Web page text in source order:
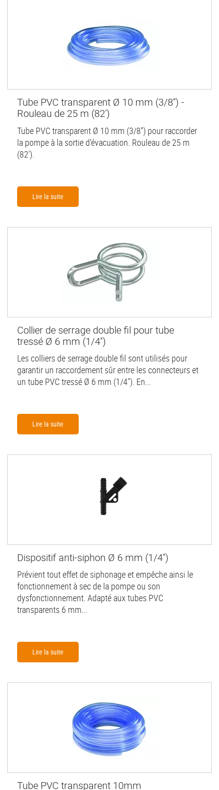
Tube PVC transparent Ø 10 mm (3/8'') -
Rouleau de 25 m (82')
Tube PVC transparent Ø 10 mm (3/8'') pour raccorder
la pompe à la sortie d’évacuation. Rouleau de 25 m
(82').
Lire la suite
Collier de serrage double fil pour tube
tressé Ø 6 mm (1/4'')
Les colliers de serrage double fil sont utilisés pour
garantir un raccordement sûr entre les connecteurs et
un tube PVC tressé Ø 6 mm (1/4"). En...
Lire la suite
Dispositif anti-siphon Ø 6 mm (1/4'')
Prévient tout effet de siphonage et empêche ainsi le
fonctionnement à sec de la pompe ou son
dysfonctionnement. Adapté aux tubes PVC
transparents 6 mm...
Lire la suite
Tube PVC transparent 10mm